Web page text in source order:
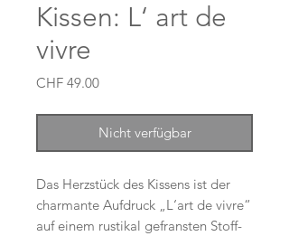
Kissen: L‘ art de
vivre
CHF 49.00Preis
Nicht verfügbar
Das Herzstück des Kissens ist der
charmante Aufdruck „L‘art de vivre“
auf einem rustikal gefransten Stoff-